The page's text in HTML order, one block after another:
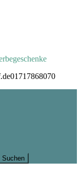
01717868070